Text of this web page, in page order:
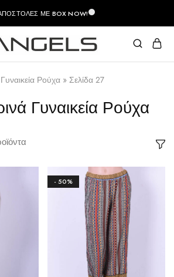
ΜΕ BOX NOW!
Ρούχα » Σελίδα 27
Γυναικεία Ρούχα
- 50%